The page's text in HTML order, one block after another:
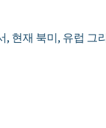
현재 북미, 유럽 그